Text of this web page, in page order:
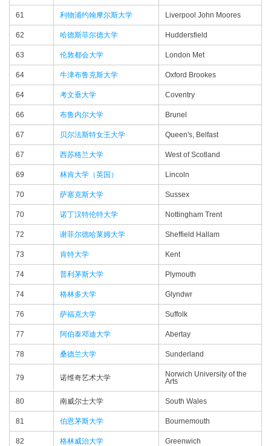
61 利物浦约翰摩尔斯大学 Liverpool John Moores
62 哈德斯菲尔德大学 Huddersfield
63 伦敦都会大学 London Met
64 牛津布鲁克斯大学 Oxford Brookes
64 考文垂大学 Coventry
66 布鲁内尔大学 Brunel
67 贝尔法斯特女王大学 Queen's, Belfast
67 西苏格兰大学 West of Scotland
69 林肯大学（英国） Lincoln
70 萨塞克斯大学 Sussex
70 诺丁汉特伦特大学 Nottingham Trent
72 谢菲尔德哈莱姆大学 Sheffield Hallam
73 肯特大学 Kent
74 普利茅斯大学 Plymouth
74 格林多大学 Glyndwr
76 萨福克大学 Suffolk
77 阿伯泰邓迪大学 Abertay
78 桑德兰大学 Sunderland
79 诺维奇艺术大学
Norwich University of the
Arts
80 南威尔士大学 South Wales
81 伯恩茅斯大学 Bournemouth
82 格林威治大学 Greenwich